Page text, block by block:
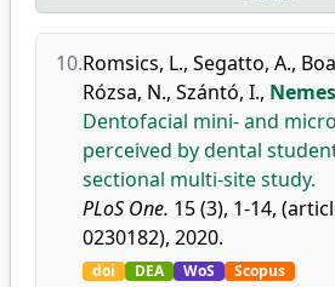
10.Romsics, L., Segatto, A.,
Rózsa, N., Szántó, I.,
Dentofacial mini- and
perceived by dental
sectional multi-site study.
PLoS One. 15 (3), 1-14,
0230182), 2020.
doi DEA WoS Scopus